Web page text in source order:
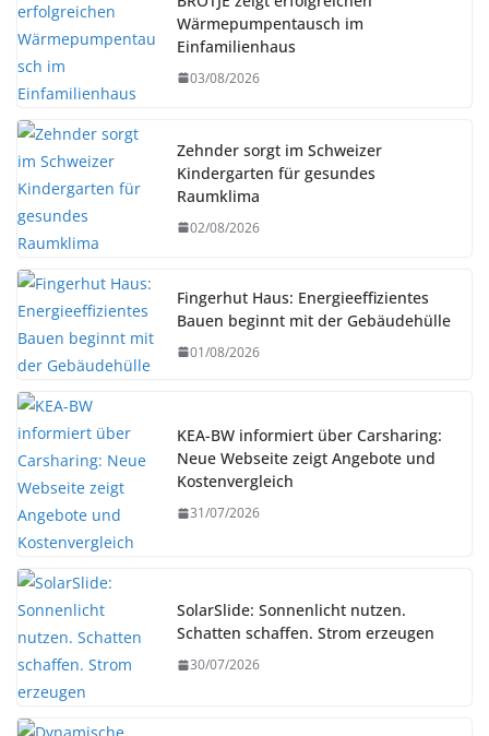
Wärmepumpentausch im
Einfamilienhaus
03/08/2026
Zehnder sorgt im Schweizer
Kindergarten für gesundes
Raumklima
02/08/2026
Fingerhut Haus: Energieeffizientes
Bauen beginnt mit der Gebäudehülle
01/08/2026
KEA-BW informiert über Carsharing:
Neue Webseite zeigt Angebote und
Kostenvergleich
31/07/2026
SolarSlide: Sonnenlicht nutzen.
Schatten schaffen. Strom erzeugen
30/07/2026